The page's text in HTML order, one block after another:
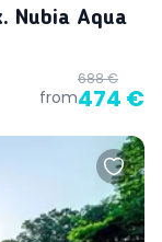
Nubia Aqua
from
688 €
474 €